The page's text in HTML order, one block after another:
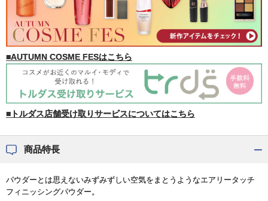
■AUTUMN COSME FESはこちら
■トルダス店舗受け取りサービスについてはこちら
商品特長
パウダーとは思えないみずみずしい空気をまとうようなエアリータッチ
フィニッシングパウダー。